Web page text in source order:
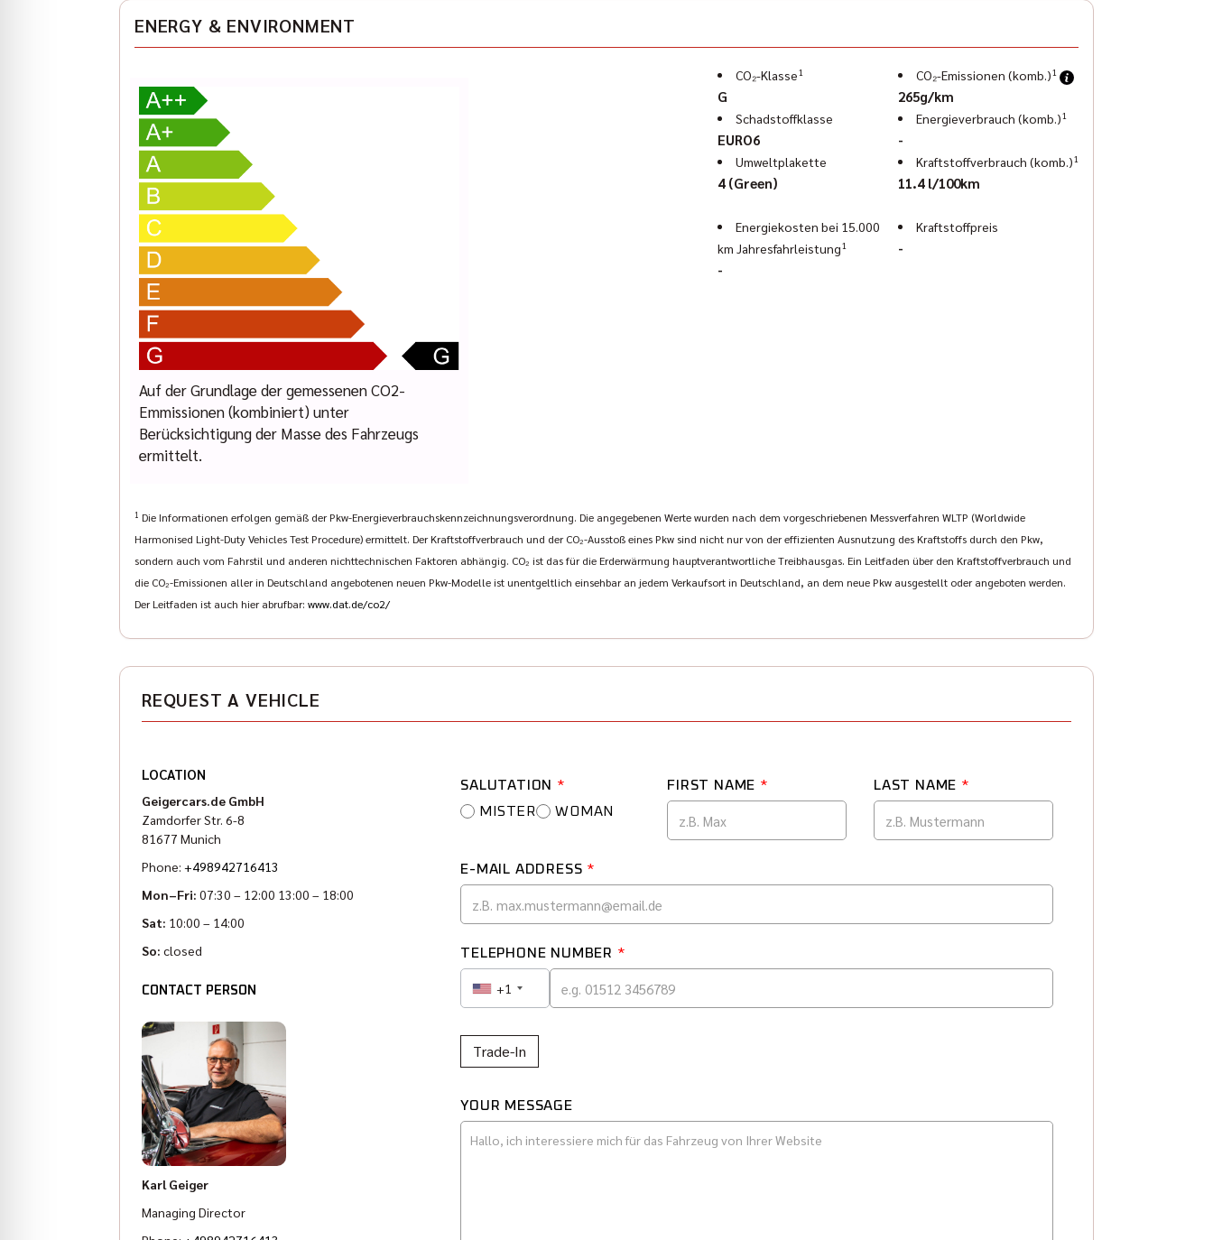
Pascal Halbroth: (089) 427164-19
www.indianmuenchen.com
www.geigercars.de
Errors, changes and prior sale reserved
ENERGY & ENVIRONMENT
Auf der Grundlage der gemessenen CO2-
Emmissionen (kombiniert) unter
Berücksichtigung der Masse des Fahrzeugs
ermittelt.
CO₂-Klasse1
G
CO₂-Emissionen (komb.)1
265g/km
Schadstoffklasse
EURO6
Energieverbrauch (komb.)1
-
Umweltplakette
4 (Green)
Kraftstoffverbrauch (komb.)1
11.4 l/100km
Energiekosten bei 15.000
km Jahresfahrleistung1
-
Kraftstoffpreis
-
1 Die Informationen erfolgen gemäß der Pkw-Energieverbrauchskennzeichnungsverordnung. Die angegebenen Werte wurden nach dem vorgeschriebenen Messverfahren WLTP (Worldwide
Harmonised Light-Duty Vehicles Test Procedure) ermittelt. Der Kraftstoffverbrauch und der CO₂-Ausstoß eines Pkw sind nicht nur von der effizienten Ausnutzung des Kraftstoffs durch den Pkw,
sondern auch vom Fahrstil und anderen nichttechnischen Faktoren abhängig. CO₂ ist das für die Erderwärmung hauptverantwortliche Treibhausgas. Ein Leitfaden über den Kraftstoffverbrauch und
die CO₂-Emissionen aller in Deutschland angebotenen neuen Pkw-Modelle ist unentgeltlich einsehbar an jedem Verkaufsort in Deutschland, an dem neue Pkw ausgestellt oder angeboten werden.
Der Leitfaden ist auch hier abrufbar: www.dat.de/co2/
REQUEST A VEHICLE
LOCATION
Geigercars.de GmbH
Zamdorfer Str. 6-8
81677 Munich
Phone: +498942716413
Mon–Fri: 07:30 – 12:00 13:00 – 18:00
Sat: 10:00 – 14:00
So: closed
CONTACT PERSON
Karl Geiger
Managing Director
SALUTATION *
MISTER
WOMAN
FIRST NAME * LAST NAME *
E-MAIL ADDRESS *
TELEPHONE NUMBER *
+1
Trade-In
YOUR MESSAGE